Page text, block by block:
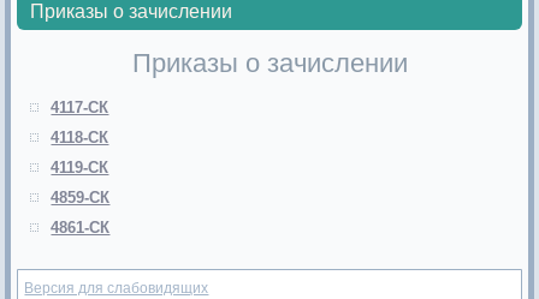
Приказы о зачислении
Приказы о зачислении
4117-СК
4118-СК
4119-СК
4859-СК
4861-СК
Версия для слабовидящих